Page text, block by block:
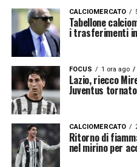
CALCIOMERCATO
Tabellone
i trasferimenti
FOCUS 1 ora ago
Lazio, riecco
Juventus
CALCIOMERCATO
Ritorno di
nel mirino per